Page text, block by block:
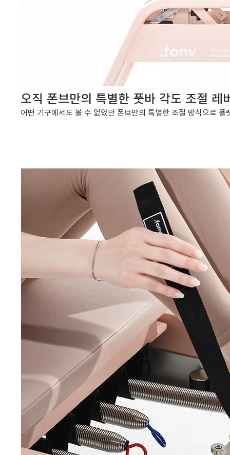
어떤 기구에서도 볼 수 없었던 폰브만의 특별한 조절 방식으로
오직 폰브만의 특별한 풋바 각도 조절 레